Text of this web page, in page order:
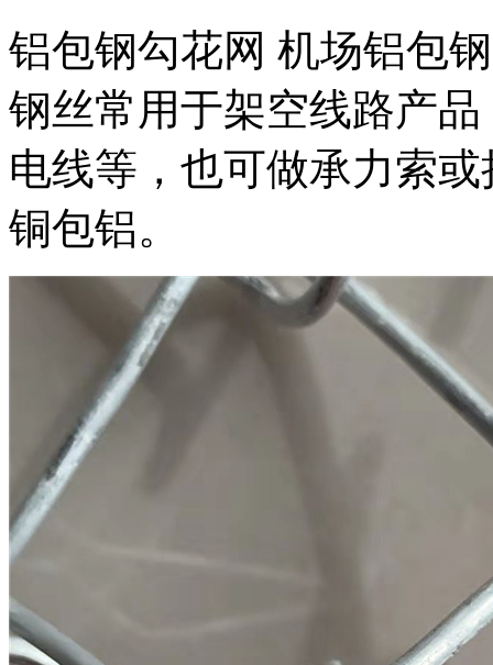
铝包钢勾花网 机场铝包
钢丝常用于架空线路产
电线等，也可做承力索
铜包铝。